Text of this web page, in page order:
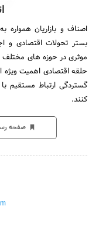
اصناف و بازاریان
بستر تحولات اقتصادی و
موثری در حوزه های مختلف
حلقه اقتصادی اهمیت ویژه
گستردگی ارتباط مستقیم
کنند.
صفحه